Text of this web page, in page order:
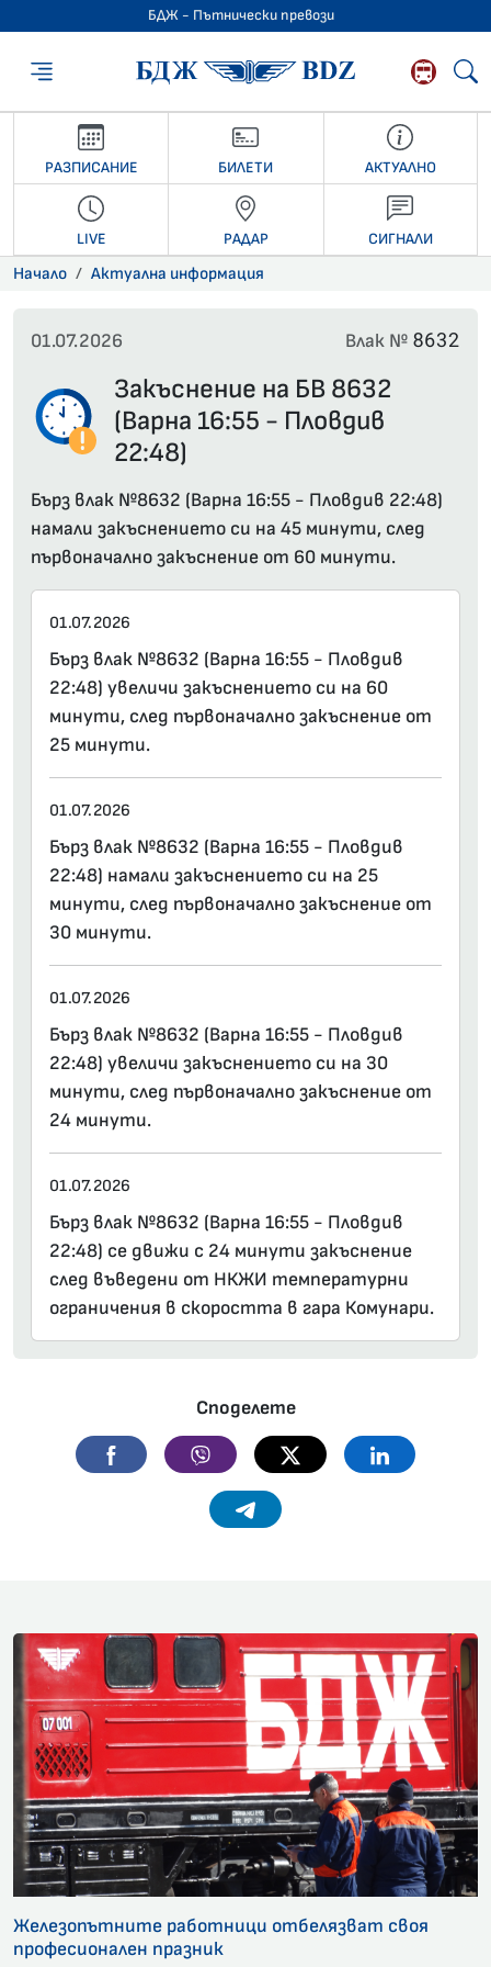
БДЖ - Пътнически превози
БДЖ -
РАЗПИСАНИЕ БИЛЕТИ АКТУАЛНО
LIVE РАДАР СИГНАЛИ
Начало Актуална информация
01.07.2026 Влак № 8632
Закъснение на БВ 8632
(Варна 16:55 - Пловдив
22:48)
Бърз влак №8632 (Варна 16:55 - Пловдив 22:48)
намали закъснението си на 45 минути, след
първоначално закъснение от 60 минути.
01.07.2026
Бърз влак №8632 (Варна 16:55 - Пловдив
22:48) увеличи закъснението си на 60
минути, след първоначално закъснение от
25 минути.
01.07.2026
Бърз влак №8632 (Варна 16:55 - Пловдив
22:48) намали закъснението си на 25
минути, след първоначално закъснение от
30 минути.
01.07.2026
Бърз влак №8632 (Варна 16:55 - Пловдив
22:48) увеличи закъснението си на 30
минути, след първоначално закъснение от
24 минути.
01.07.2026
Бърз влак №8632 (Варна 16:55 - Пловдив
22:48) се движи с 24 минути закъснение
след въведени от НКЖИ температурни
ограничения в скоростта в гара Комунари.
Споделете
Facebook Viber Twitter Linkedin
Telegram
Железопътните работници отбелязват своя
професионален празник